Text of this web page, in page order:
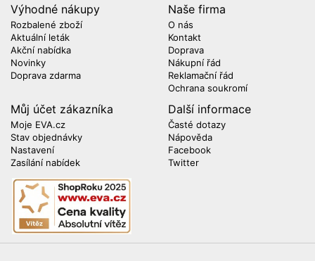
Výhodné nákupy
Rozbalené zboží
Aktuální leták
Akční nabídka
Novinky
Doprava zdarma
Naše firma
O nás
Kontakt
Doprava
Nákupní řád
Reklamační řád
Ochrana soukromí
Můj účet zákazníka
Moje EVA.cz
Stav objednávky
Nastavení
Zasílání nabídek
Další informace
Časté dotazy
Nápověda
Facebook
Twitter